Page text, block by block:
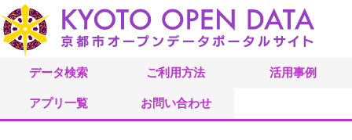
データ検索 ご利用方法 活用事例
アプリ一覧 お問い合わせ